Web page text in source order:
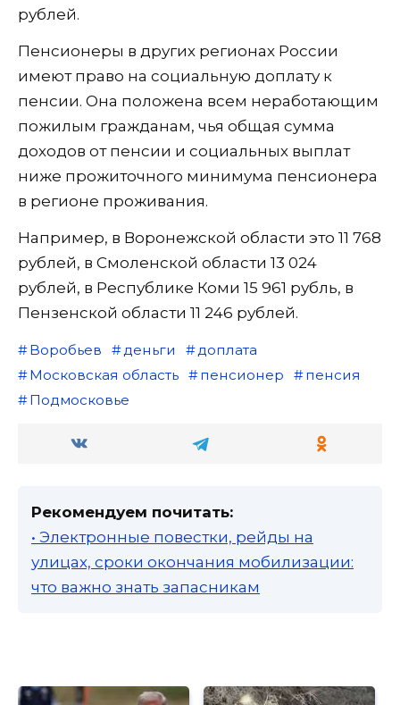
рублей.
Пенсионеры в других регионах России
имеют право на социальную доплату к
пенсии. Она положена всем неработающим
пожилым гражданам, чья общая сумма
доходов от пенсии и социальных выплат
ниже прожиточного минимума пенсионера
в регионе проживания.
Например, в Воронежской области это 11 768
рублей, в Смоленской области 13 024
рублей, в Республике Коми 15 961 рубль, в
Пензенской области 11 246 рублей.
Воробьев деньги
доплата
Московская область
пенсионер
пенсия
Подмосковье
Рекомендуем почитать:
• Электронные повестки, рейды на
улицах, сроки окончания мобилизации:
что важно знать запасникам